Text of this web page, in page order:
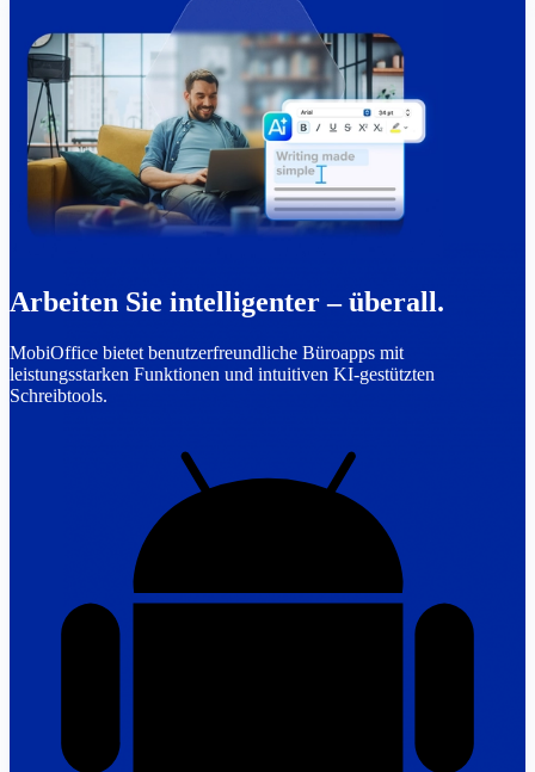
Arbeiten Sie intelligenter – überall.
MobiOffice bietet benutzerfreundliche Büroapps mit
leistungsstarken Funktionen und intuitiven KI-gestützten
Schreibtools.